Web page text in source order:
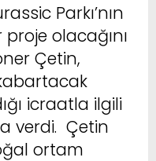
Parkı’nın
olacağını
Çetin,
icraatla ilgili
verdi. Çetin
ortam